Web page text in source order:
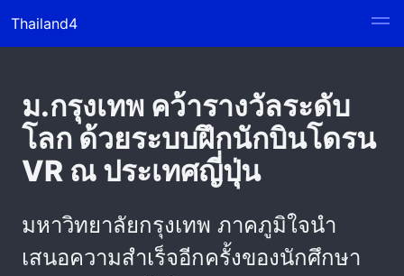
Thailand4
ม.กรุงเทพ คว้ารางวัลระดับ
โลก ด้วยระบบฝึกนักบินโดรน
VR ณ ประเทศญี่ปุ่น
มหาวิทยาลัยกรุงเทพ ภาคภูมิใจนำ
เสนอความสำเร็จอีกครั้งของนักศึกษา